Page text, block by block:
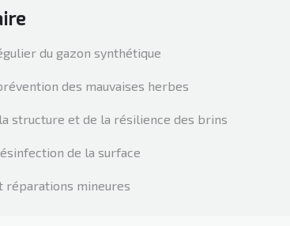
du gazon synthétique
des mauvaises herbes
structure et de la résilience des brins
de la surface
réparations mineures